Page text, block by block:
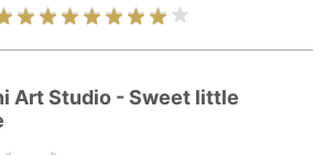
Art Studio - Sweet little